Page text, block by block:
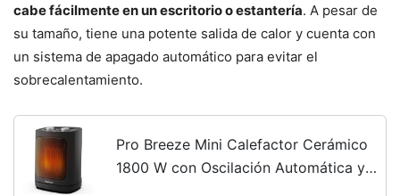
cabe fácilmente en un escritorio o estantería. A pesar de
su tamaño, tiene una potente salida de calor y cuenta con
un sistema de apagado automático para evitar el
sobrecalentamiento.
Pro Breeze Mini Calefactor Cerámico
1800 W con Oscilación Automática y 2